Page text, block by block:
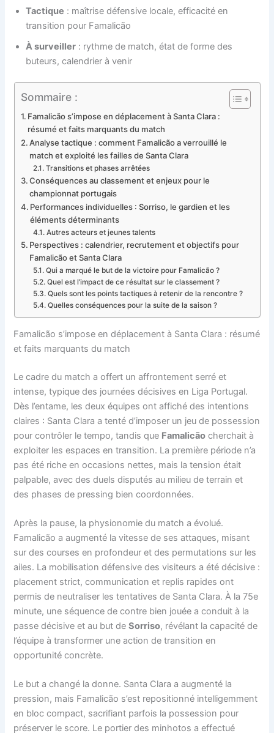
Tactique : maîtrise défensive locale, efficacité en
transition pour Famalicão
À surveiller : rythme de match, état de forme des
buteurs, calendrier à venir
Sommaire :
Famalicão s’impose en déplacement à Santa Clara :
résumé et faits marquants du match
Analyse tactique : comment Famalicão a verrouillé le
match et exploité les failles de Santa Clara
Transitions et phases arrêtées
Conséquences au classement et enjeux pour le
championnat portugais
Performances individuelles : Sorriso, le gardien et les
éléments déterminants
Autres acteurs et jeunes talents
Perspectives : calendrier, recrutement et objectifs pour
Famalicão et Santa Clara
Qui a marqué le but de la victoire pour Famalicão ?
Quel est l’impact de ce résultat sur le classement ?
Quels sont les points tactiques à retenir de la rencontre ?
Quelles conséquences pour la suite de la saison ?
Famalicão s’impose en déplacement à Santa Clara : résumé
et faits marquants du match
Le cadre du match a offert un affrontement serré et
intense, typique des journées décisives en Liga Portugal.
Dès l’entame, les deux équipes ont affiché des intentions
claires : Santa Clara a tenté d’imposer un jeu de possession
pour contrôler le tempo, tandis que Famalicão cherchait à
exploiter les espaces en transition. La première période n’a
pas été riche en occasions nettes, mais la tension était
palpable, avec des duels disputés au milieu de terrain et
des phases de pressing bien coordonnées.
Après la pause, la physionomie du match a évolué.
Famalicão a augmenté la vitesse de ses attaques, misant
sur des courses en profondeur et des permutations sur les
ailes. La mobilisation défensive des visiteurs a été décisive :
placement strict, communication et replis rapides ont
permis de neutraliser les tentatives de Santa Clara. À la 75e
minute, une séquence de contre bien jouée a conduit à la
passe décisive et au but deSorriso, révélant la capacité de
l’équipe à transformer une action de transition en
opportunité concrète.
Le but a changé la donne. Santa Clara a augmenté la
pression, mais Famalicão s’est repositionné intelligemment
en bloc compact, sacrifiant parfois la possession pour
préserver le score. Le portier des minhotos a effectué